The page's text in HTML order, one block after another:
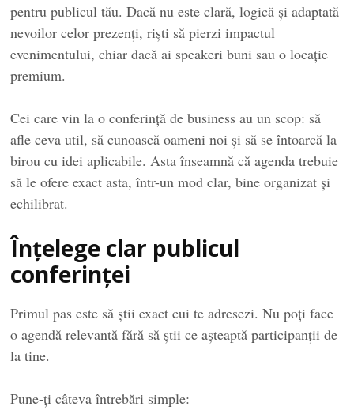
pentru publicul tău. Dacă nu este clară, logică și adaptată
nevoilor celor prezenți, riști să pierzi impactul
evenimentului, chiar dacă ai speakeri buni sau o locație
premium.
Cei care vin la o conferință de business au un scop: să
afle ceva util, să cunoască oameni noi și să se întoarcă la
birou cu idei aplicabile. Asta înseamnă că agenda trebuie
să le ofere exact asta, într-un mod clar, bine organizat și
echilibrat.
Înțelege clar publicul
conferinței
Primul pas este să știi exact cui te adresezi. Nu poți face
o agendă relevantă fără să știi ce așteaptă participanții de
la tine.
Pune-ți câteva întrebări simple: